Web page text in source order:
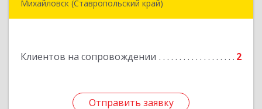
Михайловск (Ставропольский край)
Клиентов на сопровождении 2
Отправить заявку
Отправить заявку